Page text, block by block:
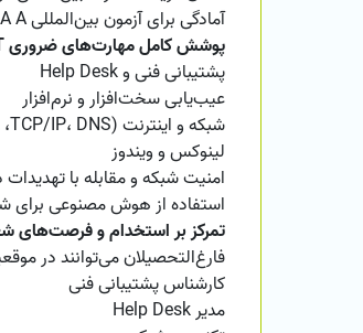
آمادگی برای آزمون بین‌المللی CompTIA A+
پوشش کامل مهارت‌های ضروری IT
پشتیبانی فنی و Help Desk
عیب‌یابی سخت‌افزار و نرم‌افزار
شبکه و اینترنت (TCP/IP، DNS، وایرلس)
لینوکس و ویندوز
امنیت شبکه و مقابله با تهدیدات
استفاده از هوش مصنوعی
تمرکز بر استخدام و فرصت‌های
فارغ‌التحصیلان می‌توانند در
کارشناس پشتیبانی فنی
مدیر Help Desk